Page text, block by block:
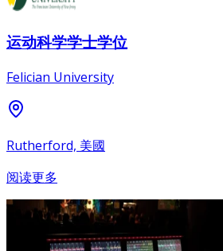
运动科学学士学位
Felician University
Rutherford, 美國
阅读更多